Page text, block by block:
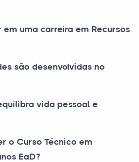
em uma carreira em Recursos
são desenvolvidas no
vida pessoal e
o Curso Técnico em
EaD?